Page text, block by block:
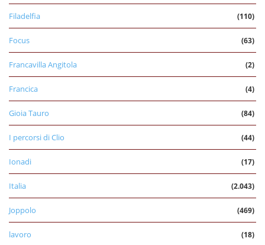
Filadelfia (110)
Focus (63)
Francavilla Angitola (2)
Francica (4)
Gioia Tauro (84)
I percorsi di Clio (44)
Ionadi (17)
Italia (2.043)
Joppolo (469)
lavoro (18)